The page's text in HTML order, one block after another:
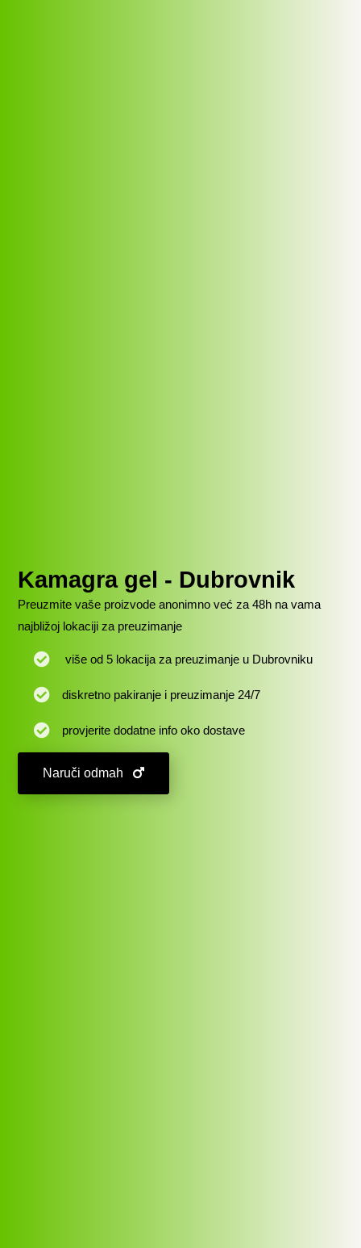
Kamagra gel - Dubrovnik
Preuzmite vaše proizvode anonimno već za 48h na vama
najbližoj lokaciji za preuzimanje
više od 5 lokacija za preuzimanje u Dubrovniku
diskretno pakiranje i preuzimanje 24/7
provjerite dodatne info okodostave
Naruči odmah